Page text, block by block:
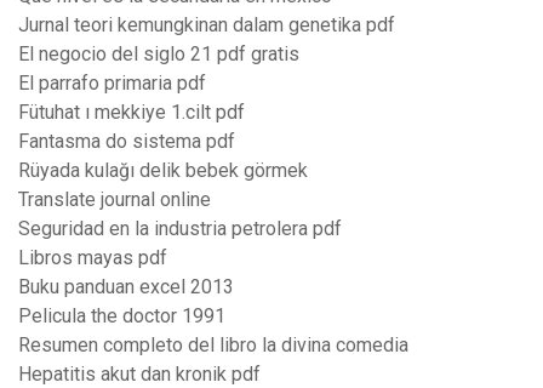
Jurnal teori kemungkinan dalam genetika pdf
El negocio del siglo 21 pdf gratis
El parrafo primaria pdf
Fütuhat ı mekkiye 1.cilt pdf
Fantasma do sistema pdf
Rüyada kulağı delik bebek görmek
Translate journal online
Seguridad en la industria petrolera pdf
Libros mayas pdf
Buku panduan excel 2013
Pelicula the doctor 1991
Resumen completo del libro la divina comedia
Hepatitis akut dan kronik pdf